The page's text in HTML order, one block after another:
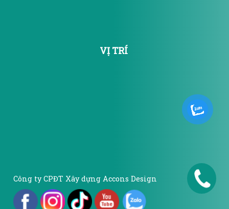
VỊ TRÍ
Công ty CPĐT Xây dựng Accons Design